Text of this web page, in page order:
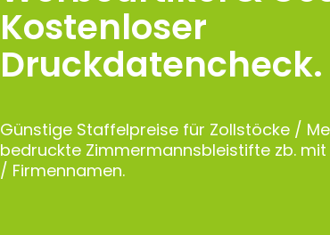
Kostenloser
Druckdatencheck.
Günstige Staffelpreise für Zollstöcke /
bedruckte Zimmermannsbleistifte zb.
/ Firmennamen.